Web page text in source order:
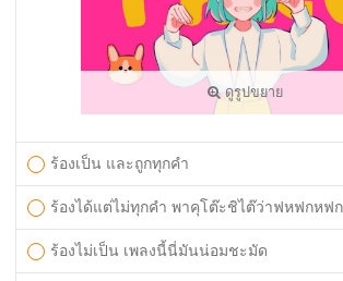
ดูรูปขยาย
ร้องเป็น และถูกทุกคำ
ร้องได้แต่ไม่ทุกคำ พาคุโต๊ะชิไต๊ว่าฟหฟกหฟ
ร้องไม่เป็น เพลงนี้นี่มันน่อมชะมัด